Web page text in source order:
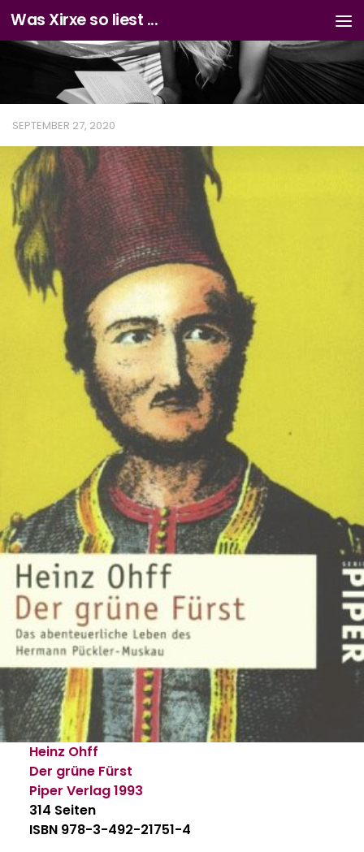
Zum Inhalt springen
Was Xirxe so liest ...
SEPTEMBER 27, 2020
Heinz Ohff
Der grüne Fürst
Piper Verlag1993
314 Seiten
ISBN 978-3-492-21751-4